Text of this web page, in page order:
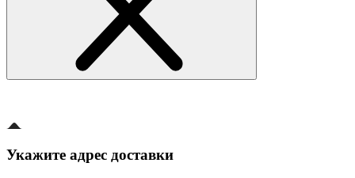
Укажите адрес доставки